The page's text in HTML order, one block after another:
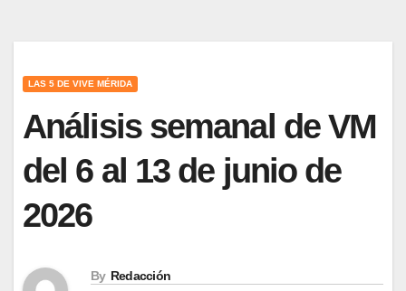
LAS 5 DE VIVE MÉRIDA
Análisis semanal de VM
del 6 al 13 de junio de
2026
By Redacción